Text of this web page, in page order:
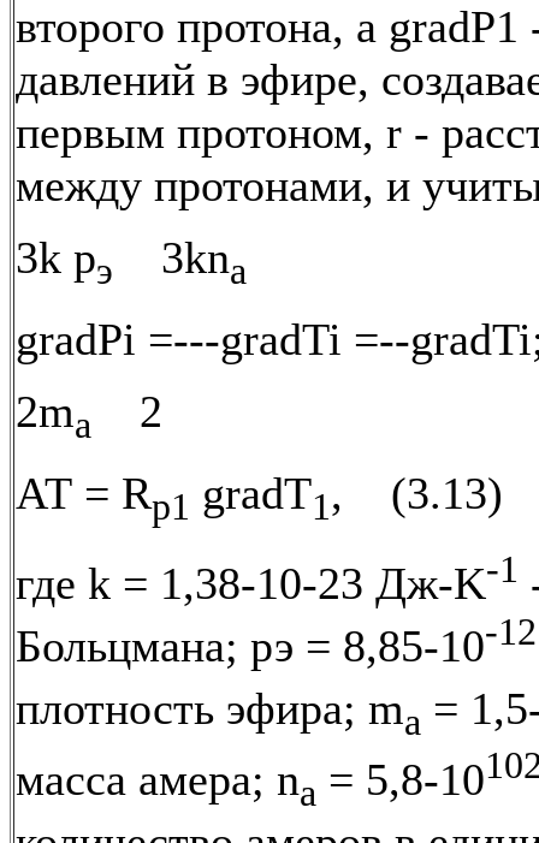
второго протона, а gradP1
давлений в эфире,
первым протоном, r -
между протонами, и
3k рэ 3kna
gradPi =---gradTi =--
2ma
2
АТ = Rp1 gradT1 , (3.13)
где k = 1,38-10-23 Дж-K-1
Больцмана; рэ = 8,85-10-12
плотность эфира; ma =
масса амера; na = 5,8-10